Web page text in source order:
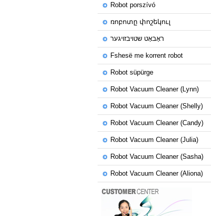
Robot porszívó
ռոբոտը փոշեկուլ
ראָבאָט שטויבזויגער
Fshesë me korrent robot
Robot süpürge
Robot Vacuum Cleaner (Lynn)
Robot Vacuum Cleaner (Shelly)
Robot Vacuum Cleaner (Candy)
Robot Vacuum Cleaner (Julia)
Robot Vacuum Cleaner (Sasha)
Robot Vacuum Cleaner (Aliona)